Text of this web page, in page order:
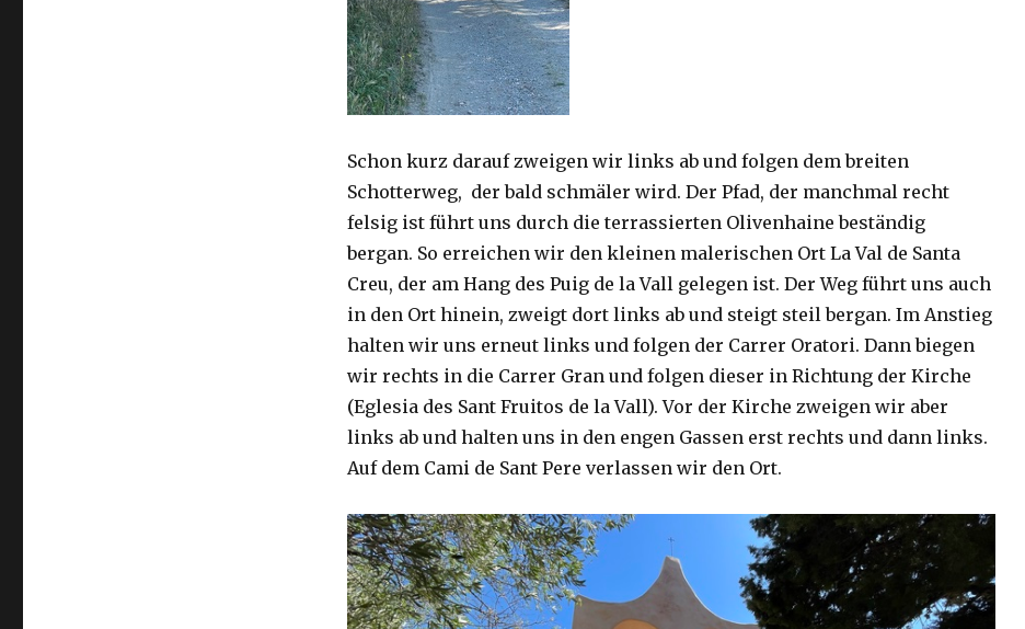
Schon kurz darauf zweigen wir links ab und folgen dem breiten
Schotterweg, der bald schmäler wird. Der Pfad, der manchmal recht
felsig ist führt uns durch die terrassierten Olivenhaine beständig
bergan. So erreichen wir den kleinen malerischen Ort La Val de Santa
Creu, der am Hang des Puig de la Vall gelegen ist. Der Weg führt uns auch
in den Ort hinein, zweigt dort links ab und steigt steil bergan. Im Anstieg
halten wir uns erneut links und folgen der Carrer Oratori. Dann biegen
wir rechts in die Carrer Gran und folgen dieser in Richtung der Kirche
(Eglesia des Sant Fruitos de la Vall). Vor der Kirche zweigen wir aber
links ab und halten uns in den engen Gassen erst rechts und dann links.
Auf dem Cami de Sant Pere verlassen wir den Ort.